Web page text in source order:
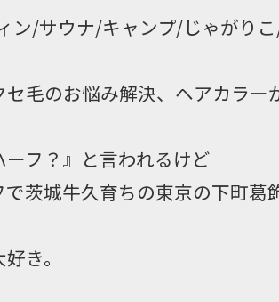
ン/サウナ/キャンプ/じゃがり
セ毛のお悩み解決、ヘアカラ
ーフ？』と言われるけど
茨城牛久育ちの東京の下町葛
き。